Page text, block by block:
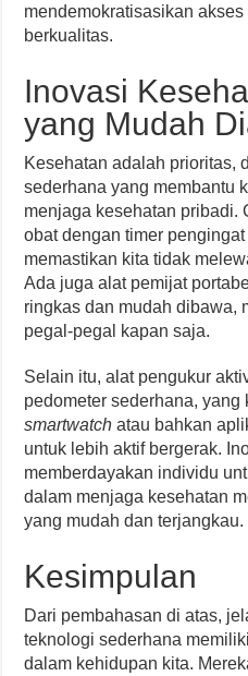
mendemokratisasikan
berkualitas.
Inovasi
yang Mudah
Kesehatan adalah prioritas,
sederhana yang membantu
menjaga kesehatan pribadi.
obat dengan timer
memastikan kita tidak
Ada juga alat pemijat
ringkas dan mudah dibawa,
pegal-pegal kapan saja.
Selain itu, alat pengukur
pedometer sederhana, yang
smartwatch atau bahkan
untuk lebih aktif bergerak.
memberdayakan individu
dalam menjaga kesehatan
yang mudah dan terjangkau.
Kesimpulan
Dari pembahasan di atas,
teknologi sederhana
dalam kehidupan kita.